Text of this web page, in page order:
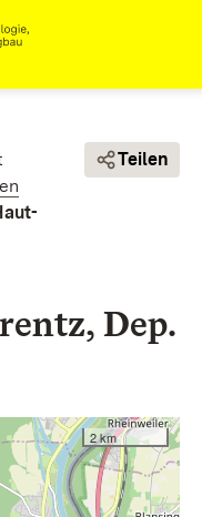
Teilen
Dep.
2 km